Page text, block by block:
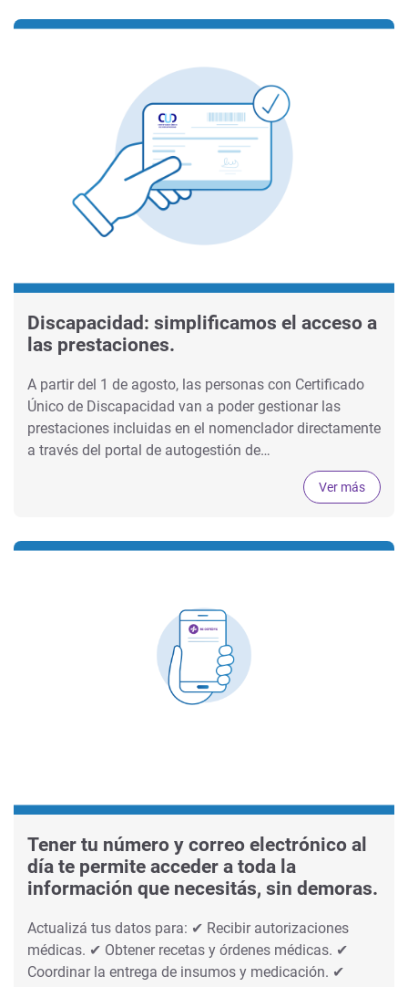
Discapacidad: simplificamos el acceso a
las prestaciones.
A partir del 1 de agosto, las personas con Certificado
Único de Discapacidad van a poder gestionar las
prestaciones incluidas en el nomenclador directamente
a través del portal de autogestión de…
Ver más
Tener tu número y correo electrónico al
día te permite acceder a toda la
información que necesitás, sin demoras.
Actualizá tus datos para: ✔ Recibir autorizaciones
médicas. ✔ Obtener recetas y órdenes médicas. ✔
Coordinar la entrega de insumos y medicación. ✔